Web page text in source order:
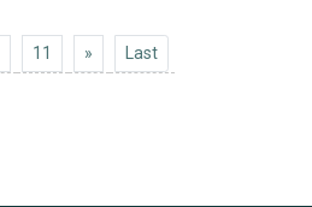
Previous 10
11 » Next 10
LastLast